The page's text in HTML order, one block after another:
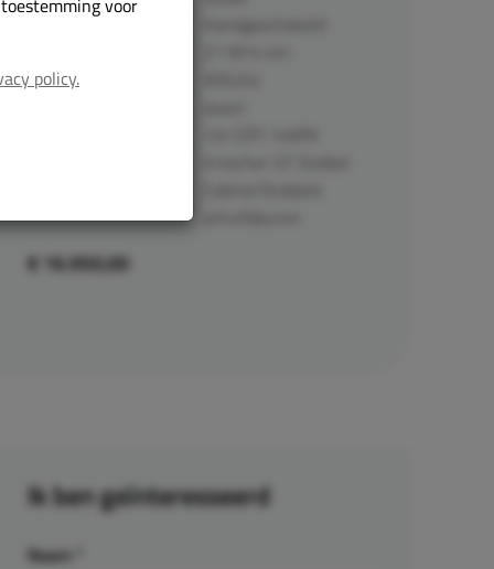
Transmissie:
Kenteken:
€ 16.950,00
Ik ben geïnteresseerd
Naam
voor
policy.